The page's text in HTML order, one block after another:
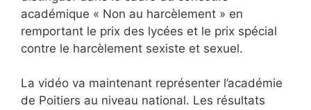
académique « Non au harcèlement » en
remportant le prix des lycées et le prix spécial
contre le harcèlement sexiste et sexuel.
La vidéo va maintenant représenter l’académie
de Poitiers au niveau national. Les résultats